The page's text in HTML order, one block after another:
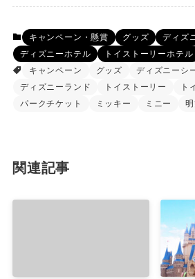
キャンペーン・懸賞 グッズ
ディズ
ディズニーホテル
トイストーリーホテル
キャンペーン
グッズ ディズニーシ
ディズニーランド
トイストーリー
ト
パークチケット
ミッキー ミニー
関連記事